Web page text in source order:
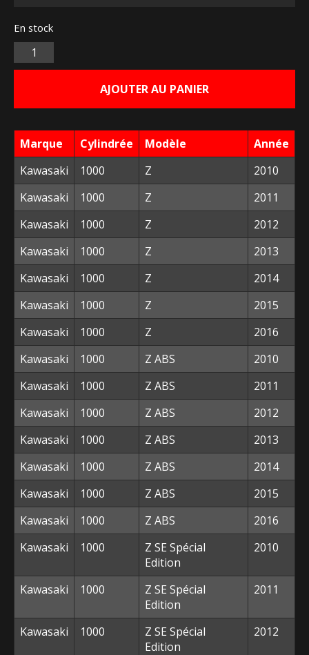
était :
124,90 €.
est :
20,00 €.
En stock
Quantité
AJOUTER AU PANIER
Marque Cylindrée Modèle
Année
Kawasaki
1000 Z
2010
Kawasaki
1000 Z
2011
Kawasaki
1000 Z
2012
Kawasaki
1000 Z
2013
Kawasaki
1000 Z
2014
Kawasaki
1000 Z
2015
Kawasaki
1000 Z
2016
Kawasaki
1000 Z ABS
2010
Kawasaki
1000 Z ABS
2011
Kawasaki
1000 Z ABS
2012
Kawasaki
1000 Z ABS
2013
Kawasaki
1000 Z ABS
2014
Kawasaki
1000 Z ABS
2015
Kawasaki
1000 Z ABS
2016
Kawasaki
1000
Z SE Spécial
Edition
2010
Kawasaki 1000
Z SE Spécial
Edition
2011
Kawasaki 1000
Z SE Spécial
Edition
2012